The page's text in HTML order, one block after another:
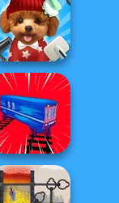
Prison Escape
Online
Pet Salon 2